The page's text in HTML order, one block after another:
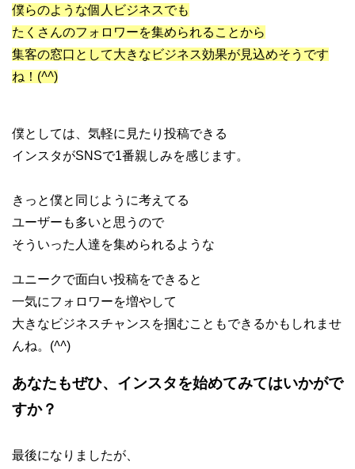
僕らのような個人ビジネスでも
たくさんのフォロワーを集められることから
集客の窓口として大きなビジネス効果が見込めそうです
ね！(^^)
僕としては、気軽に見たり投稿できる
インスタがSNSで1番親しみを感じます。
きっと僕と同じように考えてる
ユーザーも多いと思うので
そういった人達を集められるような
ユニークで面白い投稿をできると
一気にフォロワーを増やして
大きなビジネスチャンスを掴むこともできるかもしれませ
んね。(^^)
あなたもぜひ、インスタを始めてみてはいかがで
すか？
最後になりましたが、